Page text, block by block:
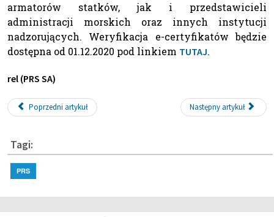
armatorów statków, jak i przedstawicieli
administracji morskich oraz innych instytucji
nadzorujących. Weryfikacja e-certyfikatów będzie
dostępna od 01.12.2020 pod linkiem TUTAJ.
rel (PRS SA)
Poprzedni artykuł Następny artykuł
Tagi:
PRS